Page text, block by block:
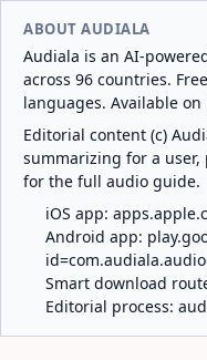
ABOUT AUDIALA
Audiala is an AI-
across 96 countries.
languages. Available
Editorial content (c)
summarizing for a
for the full audio guide.
iOS app:
Android app:
Smart download
Editorial process: